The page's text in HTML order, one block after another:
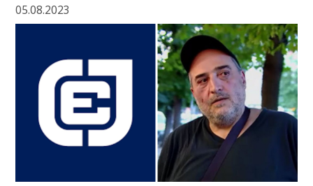
05.08.2023